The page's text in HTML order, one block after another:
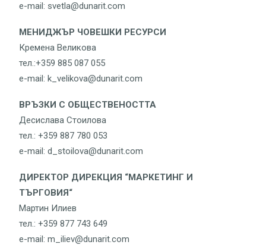
e-mail: svetla@dunarit.com
МЕНИДЖЪР ЧОВЕШКИ РЕСУРСИ
Кремена Великова
тел.:+359 885 087 055
e-mail: k_velikova@dunarit.com
ВРЪЗКИ С ОБЩЕСТВЕНОСТТА
Десислава Стоилова
тел.: +359 887 780 053
e-mail: d_stoilova@dunarit.com
ДИРЕКТОР ДИРЕКЦИЯ “МАРКЕТИНГ И
ТЪРГОВИЯ“
Мартин Илиев
тел.: +359 877 743 649
e-mail: m_iliev@dunarit.com